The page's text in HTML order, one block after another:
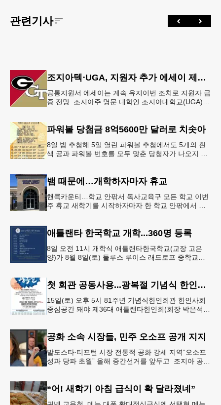
관련기사
조지아텍⋅UGA, 지원자 추가 에세이 제출 폐지
공통지원서 에세이는 계속 유지이번 조치로 지원자 급
증 전망 조지아주 명문 대학인 조지아대학교(UGA)와
파워볼 당첨금 8억5600만 달러로 치솟아
8일 밤 추첨해 5일 열린 파워볼 추첨에서도 5개의 흰
색 공과 파워볼 번호를 모두 맞춘 당첨자가 나오지 않
뱀 때문에…개학하자마자 휴교
핸콕카운티…학교 안팎서 독사교육구 모든 학교 이번
주 휴교 새학기를 시작하자마자 한 학교 안팎에서 잇
애틀랜타 한국학교 개학...360명 등록
8일 오전 11시 개학식 애틀랜타한국학교(교장 고은
양)가 8월 8일(토) 둘루스 루이스 래드로프 중학교에
첫 회관 공동사용...광복절 기념식 한인회관서
15일(토) 오후 5시 81주년 기념식한인회관 한인사회
중심공간 돼야 제36대 애틀랜타한인회(회장 박은석·
공화 소속 시장들, 민주 오소프 공개 지지
발도스타∙티프턴 시장 전통적 공화 강세 지역“오소프
성과 당파 초월” 올해 중간선거를 앞두고 조지아 공화
“어! 새학기 아침 급식이 확 달라졌네”